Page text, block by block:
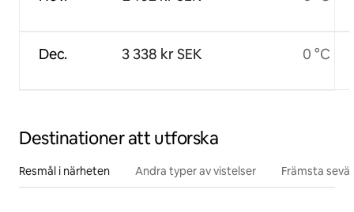
Dec. 3 338 kr SEK 0 °C
Destinationer att utforska
Resmål i närheten Andra typer av vistelser Främsta